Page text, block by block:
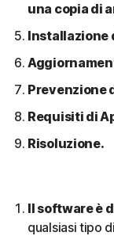
una copia di
Installazione
Prevenzione
Requisiti di
Risoluzione.
Il software è
qualsiasi tipo